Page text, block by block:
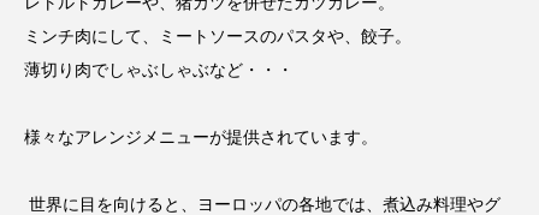
ミンチ肉にして、ミートソースのパスタや、餃子。
薄切り肉でしゃぶしゃぶなど・・・
様々なアレンジメニューが提供されています。
世界に目を向けると、ヨーロッパの各地では、煮込み料理やグ